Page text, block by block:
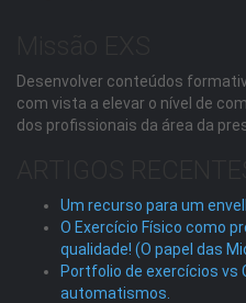
Desenvolver conteúdos
com vista a elevar o nível de
dos profissionais da área da
Um recurso para um
O Exercício Físico como
qualidade! (O papel das
Portfolio de exercícios vs
automatismos.